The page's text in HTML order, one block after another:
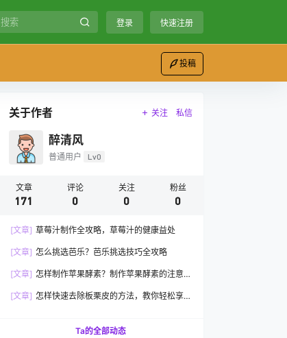
登录 快速注册
投稿
关于作者 关注 私信
醉清风
普通用户 Lv0
文章
171
评论
0
关注
0
粉丝
0
[文章] 草莓汁制作全攻略，草莓汁的健康益处
[文章] 怎么挑选芭乐？芭乐挑选技巧全攻略
[文章] 怎样制作苹果酵素？制作苹果酵素的注意
[文章] 怎样快速去除板栗皮的方法，教你轻松享
Ta的全部动态